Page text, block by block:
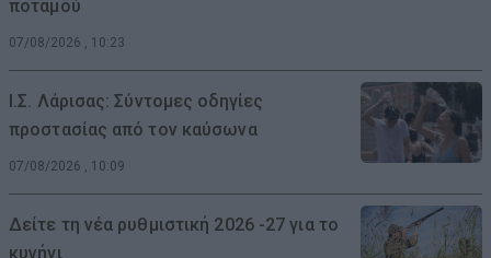
ποταμού
07/08/2026 , 10:23
Ι.Σ. Λάρισας: Σύντομες οδηγίες
προστασίας από τον καύσωνα
07/08/2026 , 10:09
Δείτε τη νέα ρυθμιστική 2026 -27 για το
κυνήγι